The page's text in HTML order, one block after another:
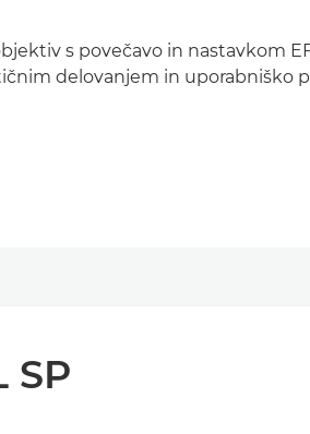
s povečavo in nastavkom
delovanjem in uporabniško
SP